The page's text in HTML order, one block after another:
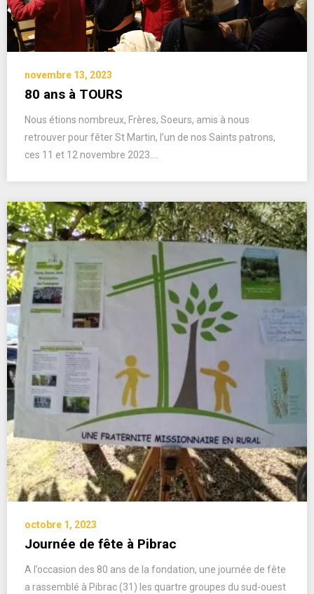
novembre 13, 2023
80 ans à TOURS
Nous étions nombreux, Frères, Soeurs, amis à nous
retrouver pour fêter St Martin, l’un de nos Saints patrons,
ces 11 et 12 novembre 2023….
octobre 1, 2023
Journée de fête à Pibrac
A l’occasion des 80 ans de la fondation, une journée de fête
a rassemblé à Pibrac (31) les quartre groupes du sud-ouest